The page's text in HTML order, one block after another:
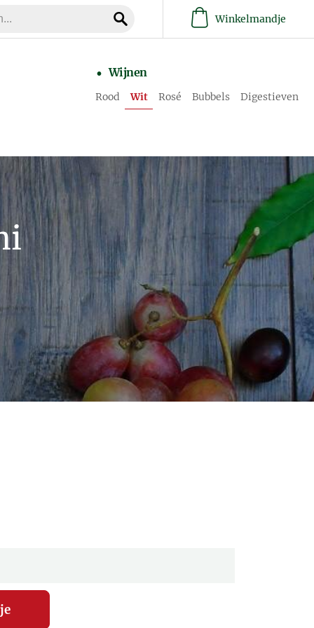
Winkelmandje
Wijnen
Rood Wit Rosé Bubbels Digestieven